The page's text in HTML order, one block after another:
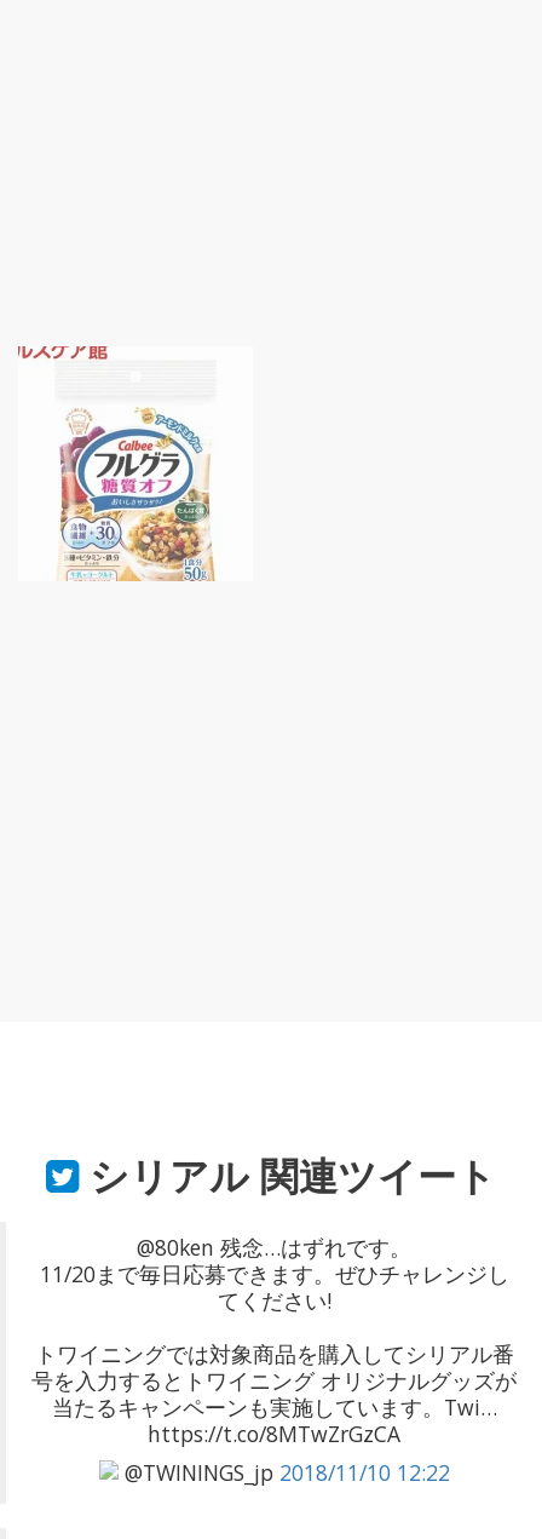
シリアル関連ツイート
@80ken 残念…はずれです。
11/20まで毎日応募できます。ぜひチャレンジし
てください!
トワイニングでは対象商品を購入してシリアル番
号を入力するとトワイニング オリジナルグッズが
当たるキャンペーンも実施しています。Twi…
https://t.co/8MTwZrGzCA
@TWININGS_jp 2018/11/10 12:22